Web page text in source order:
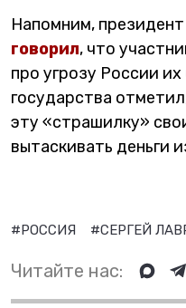
Напомним,
говорил, что
про угрозу России
государства
эту «страшилку»
вытаскивать деньги
#РОССИЯ #СЕРГЕЙ
Читайте нас: